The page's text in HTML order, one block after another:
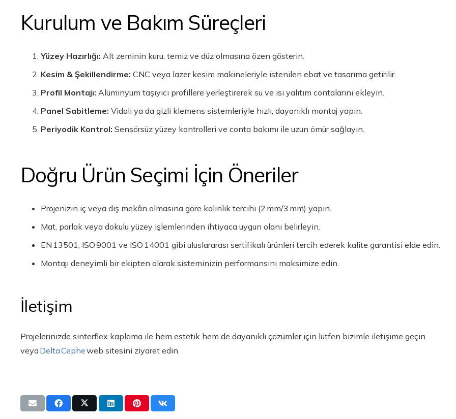
Kurulum ve Bakım Süreçleri
Yüzey Hazırlığı: Alt zeminin kuru, temiz ve düz olmasına özen gösterin.
Kesim & Şekillendirme: CNC veya lazer kesim makineleriyle istenilen ebat ve tasarıma getirilir.
Profil Montajı: Alüminyum taşıyıcı profillere yerleştirerek su ve ısı yalıtım contalarını ekleyin.
Panel Sabitleme: Vidalı ya da gizli klemens sistemleriyle hızlı, dayanıklı montaj yapın.
Periyodik Kontrol: Sensörsüz yüzey kontrolleri ve conta bakımı ile uzun ömür sağlayın.
Doğru Ürün Seçimi İçin Öneriler
Projenizin iç veya dış mekân olmasına göre kalınlık tercihi (2 mm/3 mm) yapın.
Mat, parlak veya dokulu yüzey işlemlerinden ihtiyaca uygun olanı belirleyin.
EN 13501, ISO 9001 ve ISO 14001 gibi uluslararası sertifikalı ürünleri tercih ederek kalite garantisi elde edin.
Montajı deneyimli bir ekipten alarak sisteminizin performansını maksimize edin.
İletişim
Projelerinizde sinterflex kaplama ile hem estetik hem de dayanıklı çözümler için lütfen bizimle iletişime geçin
veyaDelta Cepheweb sitesini ziyaret edin.